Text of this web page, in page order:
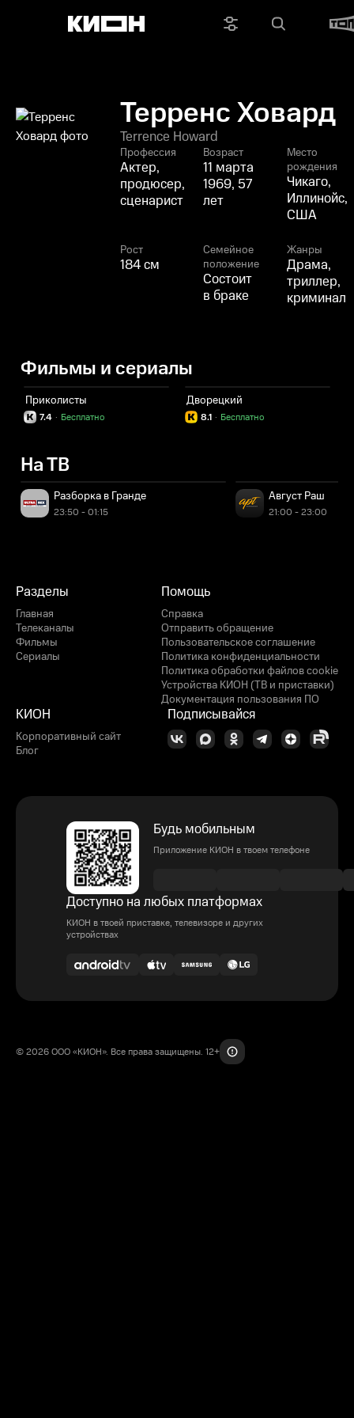
Терренс Ховард
Terrence Howard
Профессия
Актер,
продюсер,
сценарист
Возраст
11 марта
1969, 57
лет
Место
рождения
Чикаго,
Иллинойс,
США
Рост
184 см
Семейное
положение
Состоит
в браке
Жанры
Драма,
триллер,
криминал
Фильмы и сериалы
Приколисты
7.4 Бесплатно
·
Дворецкий
8.1 Бесплатно
·
На ТВ
Разборка в Гранде
23:50 - 01:15
Август Раш
21:00 - 23:00
Разделы
Главная
Телеканалы
Фильмы
Сериалы
Помощь
Справка
Отправить обращение
Пользовательское соглашение
Политика конфиденциальности
Политика обработки файлов cookie
Устройства КИОН (ТВ и приставки)
Документация пользования ПО
КИОН
Корпоративный сайт
Блог
Подписывайся
Будь мобильным
Приложение КИОН в твоем телефоне
Доступно на любых платформах
КИОН в твоей приставке, телевизоре и других
устройствах
© 2026 ООО «КИОН». Все права защищены. 12+